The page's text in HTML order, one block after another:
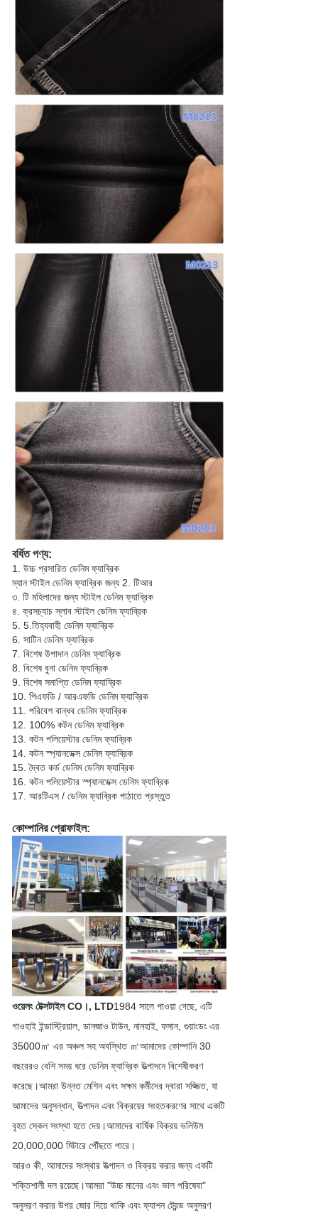
বর্ধিত পণ্য:
1. উচ্চ প্রসারিত ডেনিম ফ্যাব্রিক
ম্যান স্টাইল ডেনিম ফ্যাব্রিক জন্য 2. টিআর
৩. টি মহিলাদের জন্য স্টাইল ডেনিম ফ্যাব্রিক
৪. ক্রসচ্যাচ স্লাব স্টাইল ডেনিম ফ্যাব্রিক
5. 5.তিহ্যবাহী ডেনিম ফ্যাব্রিক
6. সাটিন ডেনিম ফ্যাব্রিক
7. বিশেষ উপাদান ডেনিম ফ্যাব্রিক
8. বিশেষ বুনা ডেনিম ফ্যাব্রিক
9. বিশেষ সমাপ্তি ডেনিম ফ্যাব্রিক
10. পিএফডি / আরএফডি ডেনিম ফ্যাব্রিক
11. পরিবেশ বান্ধব ডেনিম ফ্যাব্রিক
12. 100% কটন ডেনিম ফ্যাব্রিক
13. কটন পলিয়েস্টার ডেনিম ফ্যাব্রিক
14. কটন স্প্যানডেক্স ডেনিম ফ্যাব্রিক
15. দ্বৈত কর্ড ডেনিম ডেনিম ফ্যাব্রিক
16. কটন পলিয়েস্টার স্প্যানডেক্স ডেনিম ফ্যাব্রিক
17. আরটিএস / ডেনিম ফ্যাব্রিক পাঠাতে প্রস্তুত
কোম্পানির প্রোফাইল:
ওয়েলং টেক্সটাইল CO।, LTD1984 সালে পাওয়া গেছে, এটি
গাওহাই ইন্ডাস্ট্রিয়াল, ডানজাও টাউন, নানহাই, ফসান, গুয়াংডং এর
35000㎡ এর অঞ্চল সহ অবস্থিত ㎡আমাদের কোম্পানি 30
বছরেরও বেশি সময় ধরে ডেনিম ফ্যাব্রিক উত্পাদনে বিশেষীকরণ
করেছে।আমরা উন্নত মেশিন এবং সক্ষম কর্মীদের দ্বারা সজ্জিত, যা
আমাদের অনুসন্ধান, উত্পাদন এবং বিক্রয়ের সংহতকরণের সাথে একটি
বৃহত স্কেল সংস্থা হতে দেয়।আমাদের বার্ষিক বিক্রয় ভলিউম
20,000,000 মিটারে পৌঁছতে পারে।
আরও কী, আমাদের সংস্থার উত্পাদন ও বিক্রয় করার জন্য একটি
শক্তিশালী দল রয়েছে।আমরা "উচ্চ মানের এবং ভাল পরিষেবা"
অনুসরণ করার উপর জোর দিয়ে থাকি এবং ফ্যাশন ট্রেন্ড অনুসরণ